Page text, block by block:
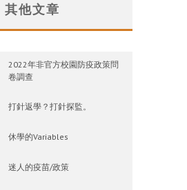
其他文章
2022年非官方校園防疫政策問
卷調查
打針返學？打針探監。
休學的Variables
迷人的疫苗/政策